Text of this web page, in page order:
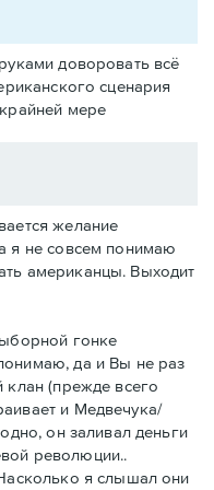
доворовать всё
сценария
мере
желание
я не совсем понимаю
американцы. Выходит
гонке
да и Вы не раз
клан (прежде всего
и Медвечука/
он заливал деньги
революции..
я слышал они